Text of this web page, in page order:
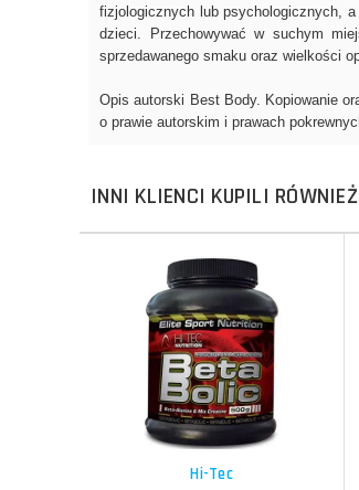
INNI KLIENCI KUPILI RÓWNIEŻ
Hi-Tec